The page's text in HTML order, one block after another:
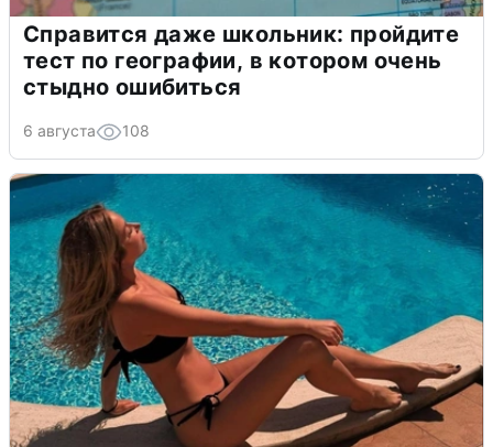
Справится даже школьник: пройдите
тест по географии, в котором очень
стыдно ошибиться
6 августа 108